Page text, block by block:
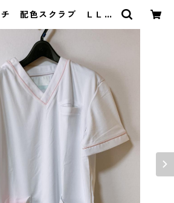
チ 配色スクラブ ＬＬ
LUCK PRODUCE